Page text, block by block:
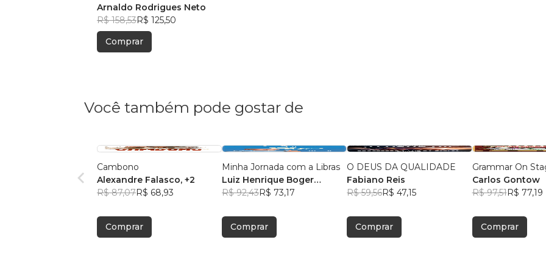
Arnaldo Rodrigues Neto
R$ 158,53R$ 125,50
Comprar
Você também pode gostar de
Cambono
Alexandre Falasco, +2
R$ 87,07R$ 68,93
Comprar
Minha Jornada com a Libras
Luiz Henrique Boger
Wessling
R$ 92,43R$ 73,17
Comprar
O DEUS DA QUALIDADE
Fabiano Reis
R$ 59,56R$ 47,15
Comprar
Grammar On
Carlos Gontow
R$ 97,51R$ 77,19
Comprar